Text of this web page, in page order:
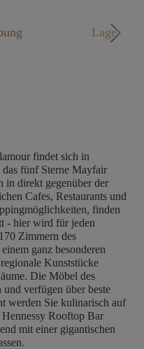
Lage
findet sich in
fünf Sterne Mayfair
in direkt gegenüber der
Cafes, Restaurants und
finden
- hier wird für jeden
Zimmern des
ganz besonderen
Kunststücke
Die Möbel des
verfügen über beste
werden Sie kulinarisch auf
Rooftop Bar
mit einer gigantischen